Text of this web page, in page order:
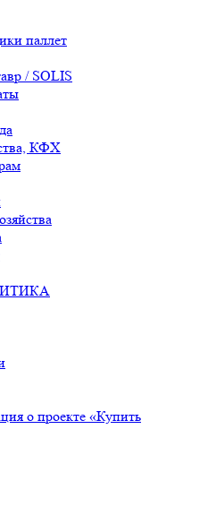
паллет
/ SOLIS
КФХ
о проекте «Купить